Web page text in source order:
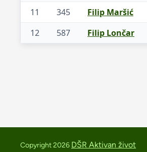
11
345 Filip Maršić
12
587 Filip Lončar
Copyright 2026 DŠR Aktivan život